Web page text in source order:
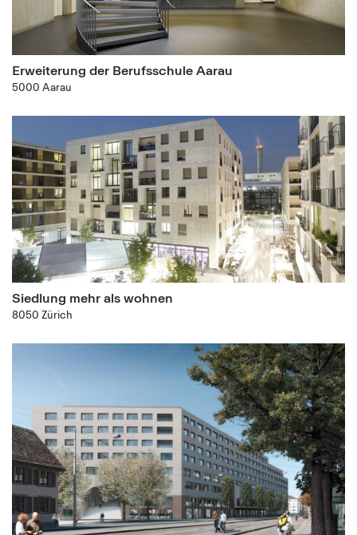
Erweiterung der Berufsschule Aarau
5000 Aarau
Siedlung mehr als wohnen
8050 Zürich